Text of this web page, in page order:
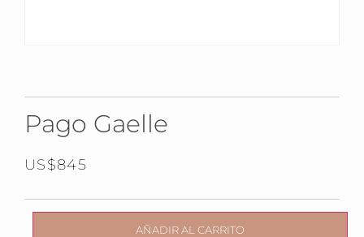
Pago Gaelle
US$845
AÑADIR AL CARRITO